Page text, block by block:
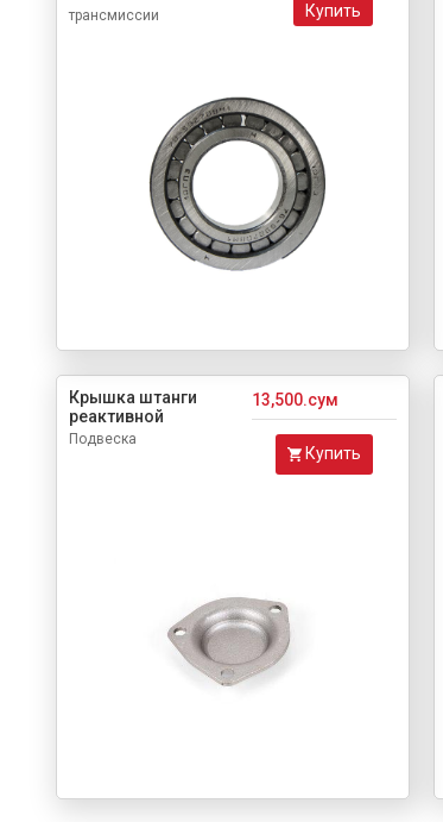
трансмиссии
Купить
Крышка штанги
реактивной
Подвеска
13,500.сум
Купить